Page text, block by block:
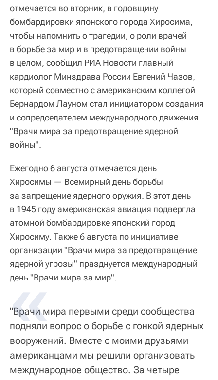
отмечается во вторник, в годовщину
бомбардировки японского города Хиросима,
чтобы напомнить о трагедии, о роли врачей
в борьбе за мир и в предотвращении войны
в целом, сообщил РИА Новости главный
кардиолог Минздрава России Евгений Чазов,
который совместно с американским коллегой
Бернардом Лауном стал инициатором создания
и сопредседателем международного движения
"Врачи мира за предотвращение ядерной
войны".
Ежегодно 6 августа отмечается день
Хиросимы — Всемирный день борьбы
за запрещение ядерного оружия. В этот день
в 1945 году американская авиация подвергла
атомной бомбардировке японский город
Хиросиму. Также 6 августа по инициативе
организации "Врачи мира за предотвращение
ядерной угрозы" празднуется международный
день "Врачи мира за мир".
"Врачи мира первыми среди сообщества
подняли вопрос о борьбе с гонкой ядерных
вооружений. Вместе с моими друзьями
американцами мы решили организовать
международное общество. За четыре